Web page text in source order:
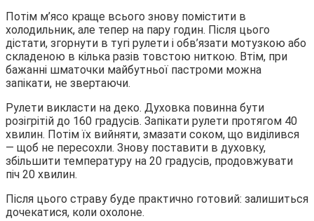
Потім м’ясо краще всього знову помістити в
холодильник, але тепер на пару годин. Після цього
дістати, згорнути в тугі рулети і обв’язати мотузкою або
складеною в кілька разів товстою ниткою. Втім, при
бажанні шматочки майбутньої пастроми можна
запікати, не звертаючи.
Рулети викласти на деко. Духовка повинна бути
розігрітій до 160 градусів. Запікати рулети протягом 40
хвилин. Потім їх вийняти, змазати соком, що виділився
— щоб не пересохли. Знову поставити в духовку,
збільшити температуру на 20 градусів, продовжувати
піч 20 хвилин.
Після цього страву буде практично готовий: залишиться
дочекатися, коли охолоне.